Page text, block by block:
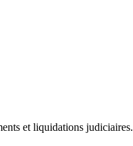
et liquidations judiciaires.